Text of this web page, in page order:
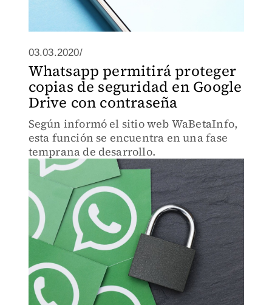
03.03.2020/
Whatsapp permitirá proteger
copias de seguridad en Google
Drive con contraseña
Según informó el sitio web WaBetaInfo,
esta función se encuentra en una fase
temprana de desarrollo.